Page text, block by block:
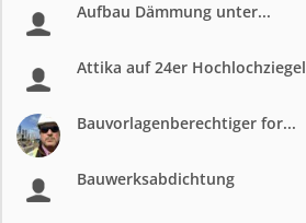
Aufbau Dämmung unter...
Attika auf 24er Hochlochziegel
Bauvorlagenberechtiger for...
Bauwerksabdichtung